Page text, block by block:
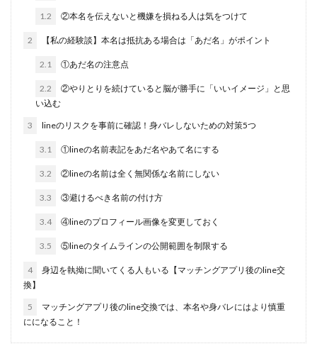
1.2 ②本名を伝えないと機嫌を損ねる人は気をつけて
2 【私の経験談】本名は抵抗ある場合は「あだ名」がポイント
2.1 ①あだ名の注意点
2.2
②やりとりを続けていると脳が勝手に「いいイメージ」と思
い込む
3 lineのリスクを事前に確認！身バレしないための対策5つ
3.1 ①lineの名前表記をあだ名やあて名にする
3.2 ②lineの名前は全く無関係な名前にしない
3.3 ③避けるべき名前の付け方
3.4 ④lineのプロフィール画像を変更しておく
3.5 ⑤lineのタイムラインの公開範囲を制限する
4
身辺を執拗に聞いてくる人もいる【マッチングアプリ後のline交
換】
5
マッチングアプリ後のline交換では、本名や身バレにはより慎重
にになること！